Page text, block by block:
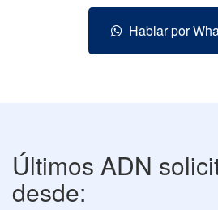
Hablar por
Últimos ADN
desde: